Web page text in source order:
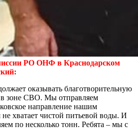
РО ОНФ в Краснодарском
оказывать благотворительную
зоне СВО. Мы отправляем
направление нашим
хватает чистой питьевой воды. И
по несколько тонн. Ребята – мы с